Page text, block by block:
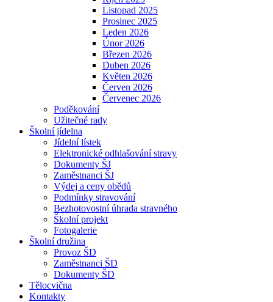
Listopad 2025
Prosinec 2025
Leden 2026
Únor 2026
Březen 2026
Duben 2026
Květen 2026
Červen 2026
Červenec 2026
Poděkování
Užitečné rady
Školní jídelna
Jídelní lístek
Elektronické odhlašování stravy
Dokumenty ŠJ
Zaměstnanci ŠJ
Výdej a ceny obědů
Podmínky stravování
Bezhotovostní úhrada stravného
Školní projekt
Fotogalerie
Školní družina
Provoz ŠD
Zaměstnanci ŠD
Dokumenty ŠD
Tělocvična
Kontakty